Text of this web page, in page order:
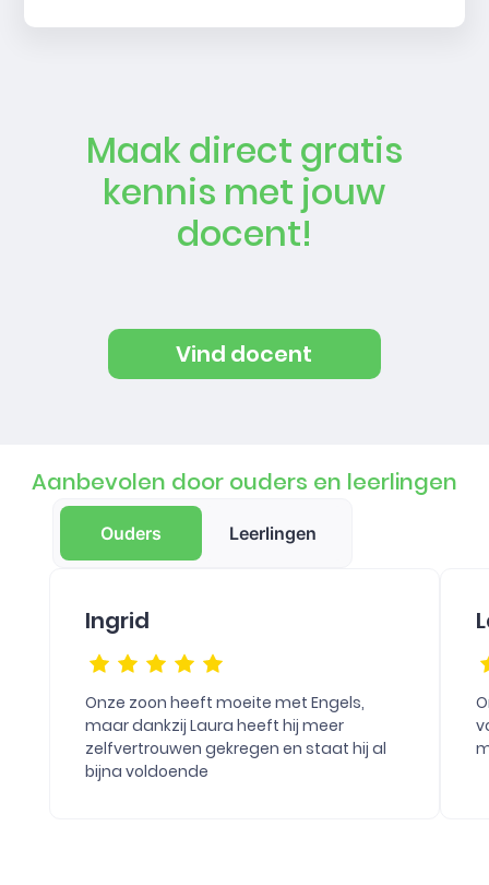
Maak direct gratis
kennis met jouw
docent!
Vind docent
Aanbevolen door ouders en leerlingen
Ouders Leerlingen
Ingrid
Onze zoon heeft moeite met Engels,
maar dankzij Laura heeft hij meer
zelfvertrouwen gekregen en staat hij al
bijna voldoende